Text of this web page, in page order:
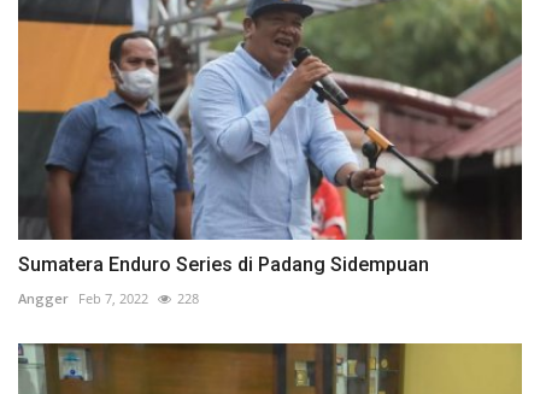
Sumatera Enduro Series di Padang Sidempuan
Angger Feb 7, 2022 228